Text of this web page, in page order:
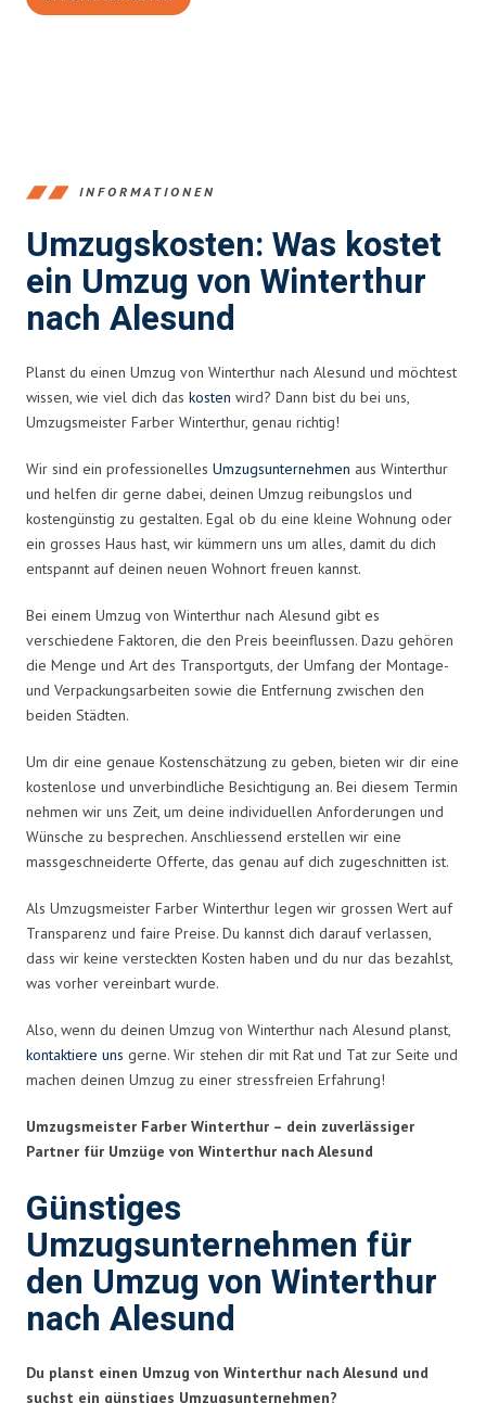
INFORMATIONEN
Umzugskosten: Was kostet
ein Umzug von Winterthur
nach Alesund
Planst du einen Umzug von Winterthur nach Alesund und möchtest
wissen, wie viel dich das kosten wird? Dann bist du bei uns,
Umzugsmeister Farber Winterthur, genau richtig!
Wir sind ein professionelles Umzugsunternehmen aus Winterthur
und helfen dir gerne dabei, deinen Umzug reibungslos und
kostengünstig zu gestalten. Egal ob du eine kleine Wohnung oder
ein grosses Haus hast, wir kümmern uns um alles, damit du dich
entspannt auf deinen neuen Wohnort freuen kannst.
Bei einem Umzug von Winterthur nach Alesund gibt es
verschiedene Faktoren, die den Preis beeinflussen. Dazu gehören
die Menge und Art des Transportguts, der Umfang der Montage-
und Verpackungsarbeiten sowie die Entfernung zwischen den
beiden Städten.
Um dir eine genaue Kostenschätzung zu geben, bieten wir dir eine
kostenlose und unverbindliche Besichtigung an. Bei diesem Termin
nehmen wir uns Zeit, um deine individuellen Anforderungen und
Wünsche zu besprechen. Anschliessend erstellen wir eine
massgeschneiderte Offerte, das genau auf dich zugeschnitten ist.
Als Umzugsmeister Farber Winterthur legen wir grossen Wert auf
Transparenz und faire Preise. Du kannst dich darauf verlassen,
dass wir keine versteckten Kosten haben und du nur das bezahlst,
was vorher vereinbart wurde.
Also, wenn du deinen Umzug von Winterthur nach Alesund planst,
kontaktiere uns gerne. Wir stehen dir mit Rat und Tat zur Seite und
machen deinen Umzug zu einer stressfreien Erfahrung!
Umzugsmeister Farber Winterthur – dein zuverlässiger
Partner für Umzüge von Winterthur nach Alesund
Günstiges
Umzugsunternehmen für
den Umzug von Winterthur
nach Alesund
Du planst einen Umzug von Winterthur nach Alesund und
suchst ein günstiges Umzugsunternehmen?